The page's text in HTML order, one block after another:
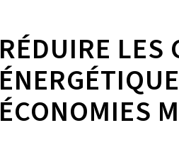
RÉDUIRE LES
ÉCONOMIES